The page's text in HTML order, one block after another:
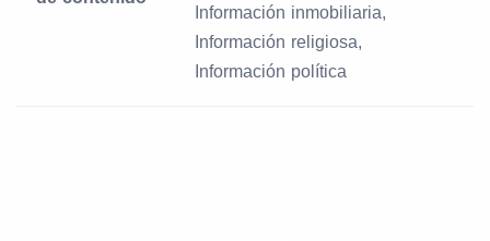
Información inmobiliaria,
Información religiosa,
Información política